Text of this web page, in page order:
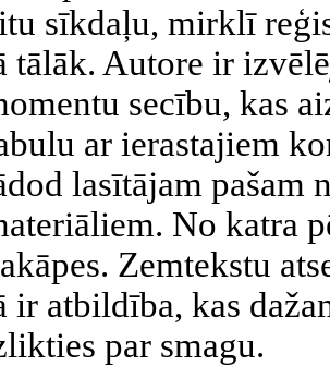
sīkdaļu, mirklī
tālāk. Autore ir
secību, kas
ar ierastajiem
lasītājam pašam
No katra
Zemtekstu
ir atbildība, kas
par smagu.